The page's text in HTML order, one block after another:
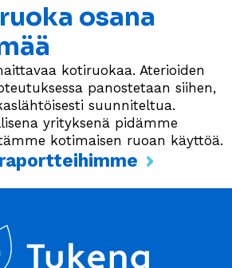
osana
kotiruokaa. Aterioiden
panostetaan siihen,
suunniteltua.
yrityksenä pidämme
kotimaisen ruoan käyttöä.